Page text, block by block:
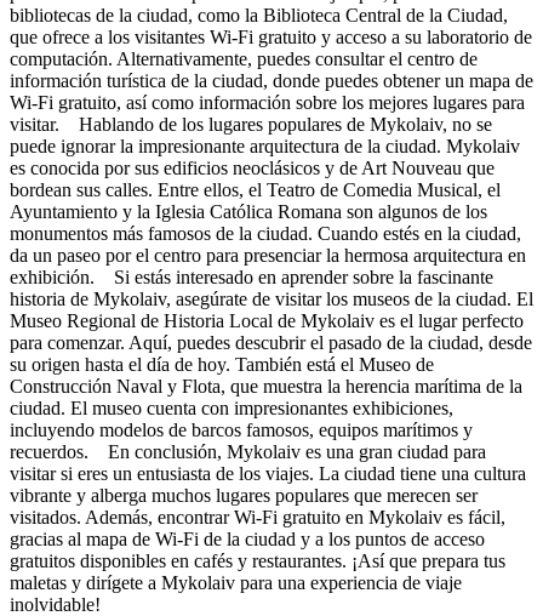
bibliotecas de la ciudad, como la Biblioteca Central de la Ciudad,
que ofrece a los visitantes Wi-Fi gratuito y acceso a su laboratorio de
computación. Alternativamente, puedes consultar el centro de
información turística de la ciudad, donde puedes obtener un mapa de
Wi-Fi gratuito, así como información sobre los mejores lugares para
visitar. Hablando de los lugares populares de Mykolaiv, no se
puede ignorar la impresionante arquitectura de la ciudad. Mykolaiv
es conocida por sus edificios neoclásicos y de Art Nouveau que
bordean sus calles. Entre ellos, el Teatro de Comedia Musical, el
Ayuntamiento y la Iglesia Católica Romana son algunos de los
monumentos más famosos de la ciudad. Cuando estés en la ciudad,
da un paseo por el centro para presenciar la hermosa arquitectura en
exhibición. Si estás interesado en aprender sobre la fascinante
historia de Mykolaiv, asegúrate de visitar los museos de la ciudad. El
Museo Regional de Historia Local de Mykolaiv es el lugar perfecto
para comenzar. Aquí, puedes descubrir el pasado de la ciudad, desde
su origen hasta el día de hoy. También está el Museo de
Construcción Naval y Flota, que muestra la herencia marítima de la
ciudad. El museo cuenta con impresionantes exhibiciones,
incluyendo modelos de barcos famosos, equipos marítimos y
recuerdos. En conclusión, Mykolaiv es una gran ciudad para
visitar si eres un entusiasta de los viajes. La ciudad tiene una cultura
vibrante y alberga muchos lugares populares que merecen ser
visitados. Además, encontrar Wi-Fi gratuito en Mykolaiv es fácil,
gracias al mapa de Wi-Fi de la ciudad y a los puntos de acceso
gratuitos disponibles en cafés y restaurantes. ¡Así que prepara tus
maletas y dirígete a Mykolaiv para una experiencia de viaje
inolvidable!